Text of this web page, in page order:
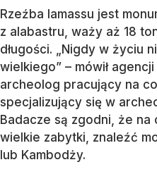
Rzeźba lamassu jest
z alabastru, waży aż 18
długości. „Nigdy w życiu
wielkiego” – mówił
archeolog pracujący na
specjalizujący się w
Badacze są zgodni, że na
wielkie zabytki, znaleźć
lub Kambodży.